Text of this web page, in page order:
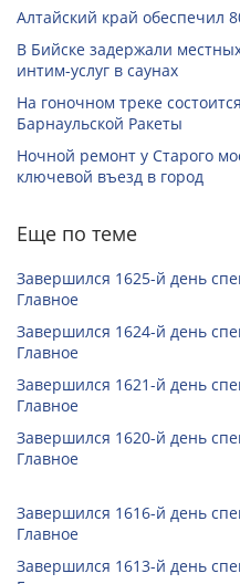
Алтайский край обеспечил
В Бийске задержали
интим-услуг в саунах
На гоночном треке
Барнаульской Ракеты
Ночной ремонт у Старого
ключевой въезд в город
Еще по теме
Завершился 1625-й день
Главное
Завершился 1624-й день
Главное
Завершился 1621-й день
Главное
Завершился 1620-й день
Главное
Завершился 1616-й день
Главное
Завершился 1613-й день